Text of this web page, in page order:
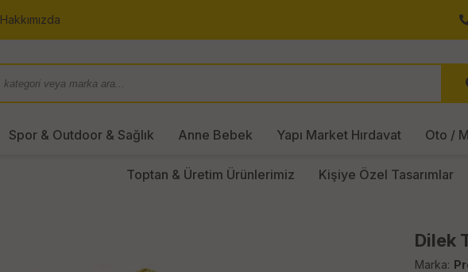
Hakkımızda
Spor & Outdoor & Sağlık Anne Bebek Yapı Market Hırdavat Oto /
Toptan & Üretim Ürünlerimiz Kişiye Özel Tasarımlar
Dilek
Marka: